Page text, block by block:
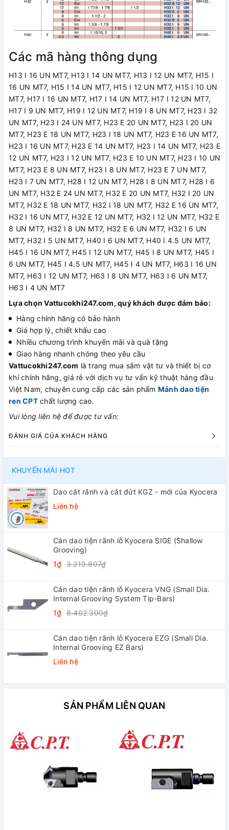
Các mã hàng thông dụng
H13 I 16 UN MT7, H13 I 14 UN MT7, H13 I 12 UN MT7, H15 I
16 UN MT7, H15 I 14 UN MT7, H15 I 12 UN MT7, H15 I 10 UN
MT7, H17 I 16 UN MT7, H17 I 14 UN MT7, H17 I 12 UN MT7,
H17 I 9 UN MT7, H19 I 12 UN MT7, H19 I 8 UN MT7, H23 I 32
UN MT7, H23 I 24 UN MT7, H23 E 20 UN MT7, H23 I 20 UN
MT7, H23 E 18 UN MT7, H23 I 18 UN MT7, H23 E 16 UN MT7,
H23 I 16 UN MT7, H23 E 14 UN MT7, H23 I 14 UN MT7, H23 E
12 UN MT7, H23 I 12 UN MT7, H23 E 10 UN MT7, H23 I 10 UN
MT7, H23 E 8 UN MT7, H23 I 8 UN MT7, H23 E 7 UN MT7,
H23 I 7 UN MT7, H28 I 12 UN MT7, H28 I 8 UN MT7, H28 I 6
UN MT7, H32 E 24 UN MT7, H32 E 20 UN MT7, H32 I 20 UN
MT7, H32 E 18 UN MT7, H32 I 18 UN MT7, H32 E 16 UN MT7,
H32 I 16 UN MT7, H32 E 12 UN MT7, H32 I 12 UN MT7, H32 E
8 UN MT7, H32 I 8 UN MT7, H32 E 6 UN MT7, H32 I 6 UN
MT7, H32 I 5 UN MT7, H40 I 6 UN MT7, H40 I 4.5 UN MT7,
H45 I 16 UN MT7, H45 I 12 UN MT7, H45 I 8 UN MT7, H45 I
6 UN MT7, H45 I 4.5 UN MT7, H45 I 4 UN MT7, H63 I 16 UN
MT7, H63 I 12 UN MT7, H63 I 8 UN MT7, H63 I 6 UN MT7,
H63 I 4 UN MT7
Lựa chọn Vattucokhi247.com, quý khách được đảm bảo:
Hàng chính hãng có bảo hành
Giá hợp lý, chiết khấu cao
Nhiều chương trình khuyến mãi và quà tặng
Giao hàng nhanh chóng theo yêu cầu
Vattucokhi247.com là trang mua sắm vật tư và thiết bị cơ
khí chính hãng, giá rẻ với dịch vụ tư vấn kỹ thuật hàng đầu
Việt Nam, chuyên cung cấp các sản phẩm Mảnh dao tiện
ren CPTchất lượng cao.
Vui lòng liên hệ để được tư vấn:
ĐÁNH GIÁ CỦA KHÁCH HÀNG
KHUYẾN MÃI HOT
Dao cắt rãnh và cắt đứt KGZ - mới của Kyocera
Liên hệ
Cán dao tiện rãnh lỗ Kyocera SIGE (Shallow
Grooving)
1₫ 3.219.807₫
Cán dao tiện rãnh lỗ Kyocera VNG (Small Dia.
Internal Grooving System Tip-Bars)
1₫ 8.402.300₫
Cán dao tiện rãnh lỗ Kyocera EZG (Small Dia.
Internal Grooving EZ Bars)
Liên hệ
SẢN PHẨM LIÊN QUAN